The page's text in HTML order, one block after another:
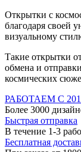
Открытки с
благодаря своей
визуальному
Такие открытки
обмена и
космических
РАБОТАЕМ С
Более 3000
Быстрая отправка
В течение 1-3
Бесплатная